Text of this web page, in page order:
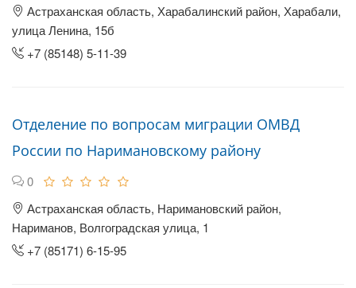
Астраханская область, Харабалинский район, Харабали,
улица Ленина, 15б
+7 (85148) 5-11-39
Отделение по вопросам миграции ОМВД
России по Наримановскому району
0
Астраханская область, Наримановский район,
Нариманов, Волгоградская улица, 1
+7 (85171) 6-15-95